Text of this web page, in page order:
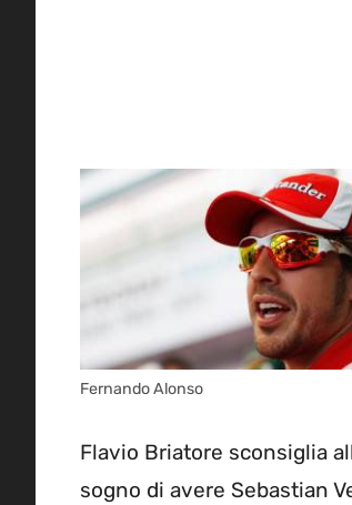
Fernando Alonso
Flavio Briatore sconsiglia
sogno di avere Sebastian